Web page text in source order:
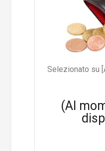
Selezionato su
(Al